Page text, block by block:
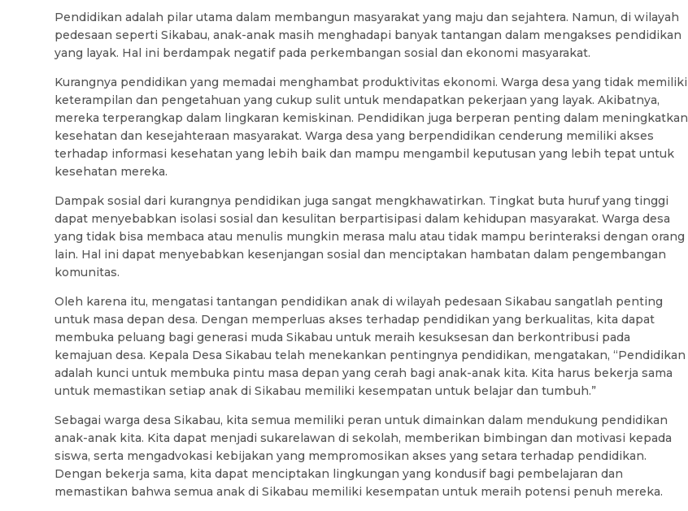
Pendidikan adalah pilar utama dalam membangun masyarakat yang maju dan sejahtera. Namun, di wilayah
pedesaan seperti Sikabau, anak-anak masih menghadapi banyak tantangan dalam mengakses pendidikan
yang layak. Hal ini berdampak negatif pada perkembangan sosial dan ekonomi masyarakat.
Kurangnya pendidikan yang memadai menghambat produktivitas ekonomi. Warga desa yang tidak memiliki
keterampilan dan pengetahuan yang cukup sulit untuk mendapatkan pekerjaan yang layak. Akibatnya,
mereka terperangkap dalam lingkaran kemiskinan. Pendidikan juga berperan penting dalam meningkatkan
kesehatan dan kesejahteraan masyarakat. Warga desa yang berpendidikan cenderung memiliki akses
terhadap informasi kesehatan yang lebih baik dan mampu mengambil keputusan yang lebih tepat untuk
kesehatan mereka.
Dampak sosial dari kurangnya pendidikan juga sangat mengkhawatirkan. Tingkat buta huruf yang tinggi
dapat menyebabkan isolasi sosial dan kesulitan berpartisipasi dalam kehidupan masyarakat. Warga desa
yang tidak bisa membaca atau menulis mungkin merasa malu atau tidak mampu berinteraksi dengan orang
lain. Hal ini dapat menyebabkan kesenjangan sosial dan menciptakan hambatan dalam pengembangan
komunitas.
Oleh karena itu, mengatasi tantangan pendidikan anak di wilayah pedesaan Sikabau sangatlah penting
untuk masa depan desa. Dengan memperluas akses terhadap pendidikan yang berkualitas, kita dapat
membuka peluang bagi generasi muda Sikabau untuk meraih kesuksesan dan berkontribusi pada
kemajuan desa. Kepala Desa Sikabau telah menekankan pentingnya pendidikan, mengatakan, “Pendidikan
adalah kunci untuk membuka pintu masa depan yang cerah bagi anak-anak kita. Kita harus bekerja sama
untuk memastikan setiap anak di Sikabau memiliki kesempatan untuk belajar dan tumbuh.”
Sebagai warga desa Sikabau, kita semua memiliki peran untuk dimainkan dalam mendukung pendidikan
anak-anak kita. Kita dapat menjadi sukarelawan di sekolah, memberikan bimbingan dan motivasi kepada
siswa, serta mengadvokasi kebijakan yang mempromosikan akses yang setara terhadap pendidikan.
Dengan bekerja sama, kita dapat menciptakan lingkungan yang kondusif bagi pembelajaran dan
memastikan bahwa semua anak di Sikabau memiliki kesempatan untuk meraih potensi penuh mereka.